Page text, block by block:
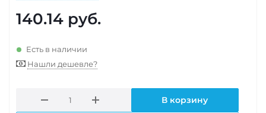
140.14 руб.
Есть в наличии
Нашли дешевле?
В корзину